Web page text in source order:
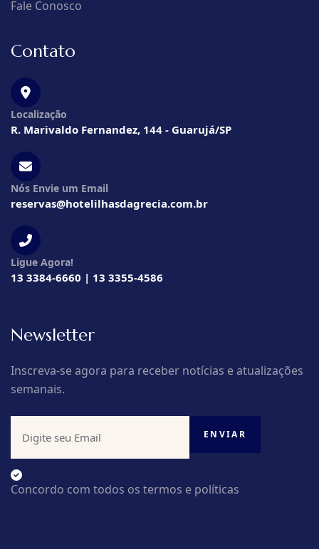
Fale Conosco
Contato
Localização
R. Marivaldo Fernandez, 144 - Guarujá/SP
Nós Envie um Email
reservas@hotelilhasdagrecia.com.br
Ligue Agora!
13 3384-6660 | 13 3355-4586
Newsletter
Inscreva-se agora para receber notícias e atualizações
semanais.
Concordo com todos os termos e políticas